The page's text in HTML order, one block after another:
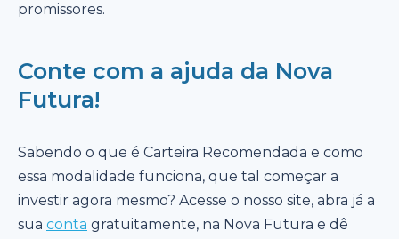
promissores.
Conte com a ajuda da Nova
Futura!
Sabendo o que é Carteira Recomendada e como
essa modalidade funciona, que tal começar a
investir agora mesmo? Acesse o nosso site, abra já a
sua conta gratuitamente, na Nova Futura e dê